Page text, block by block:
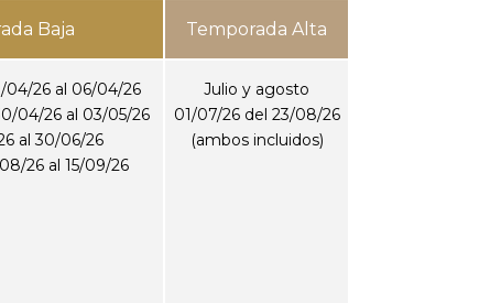
Baja Temporada Alta
04/26 al 06/04/26
04/26 al 03/05/26
al 30/06/26
26 al 15/09/26
Julio y agosto
01/07/26 del 23/08/26
(ambos incluidos)